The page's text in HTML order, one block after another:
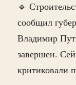
🔹
сообщил
Владимир
завершен.
критиковали